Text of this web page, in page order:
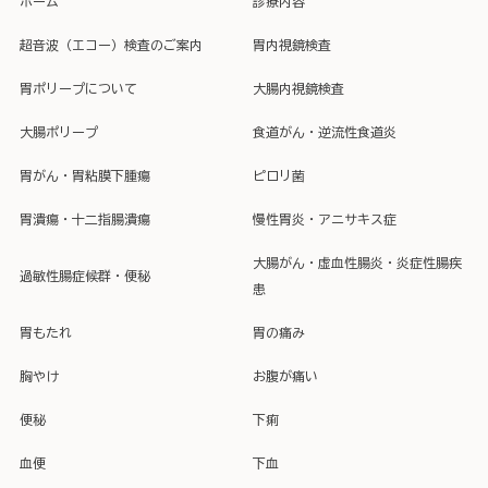
超音波（エコー）検査のご案内 胃内視鏡検査
胃ポリープについて 大腸内視鏡検査
大腸ポリープ 食道がん・逆流性食道炎
胃がん・胃粘膜下腫瘍 ピロリ菌
胃潰瘍・十二指腸潰瘍 慢性胃炎・アニサキス症
過敏性腸症候群・便秘
大腸がん・虚血性腸炎・炎症性腸疾
患
胃もたれ 胃の痛み
胸やけ お腹が痛い
便秘 下痢
血便 下血